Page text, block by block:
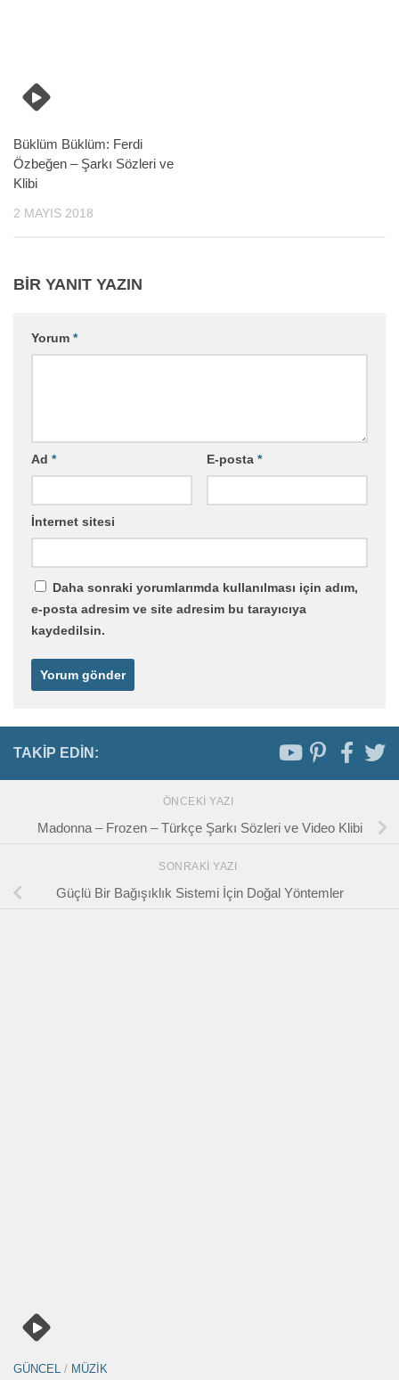
Büklüm Büklüm: Ferdi
Özbeğen – Şarkı Sözleri ve
Klibi
2 MAYIS 2018
BIR YANIT YAZIN
Yorum *
Ad * E-posta *
İnternet sitesi
Daha sonraki yorumlarımda kullanılması için adım,
e-posta adresim ve site adresim bu tarayıcıya
kaydedilsin.
TAKIP EDIN:
ÖNCEKI YAZI
Madonna – Frozen – Türkçe Şarkı Sözleri ve Video Klibi
SONRAKI YAZI
Güçlü Bir Bağışıklık Sistemi İçin Doğal Yöntemler
GÜNCEL / MÜZIK